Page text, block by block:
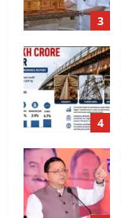
3
4